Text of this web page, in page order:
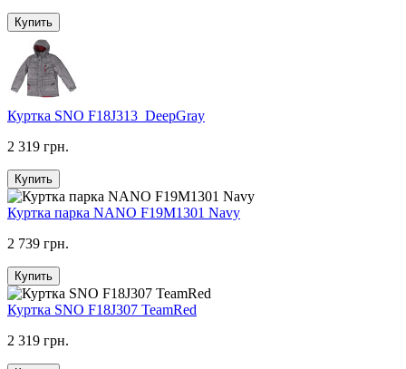
Купить
Куртка SNO F18J313_DeepGray
2 319 грн.
Купить
Куртка парка NANO F19M1301 Navy
2 739 грн.
Купить
Куртка SNO F18J307 TeamRed
2 319 грн.